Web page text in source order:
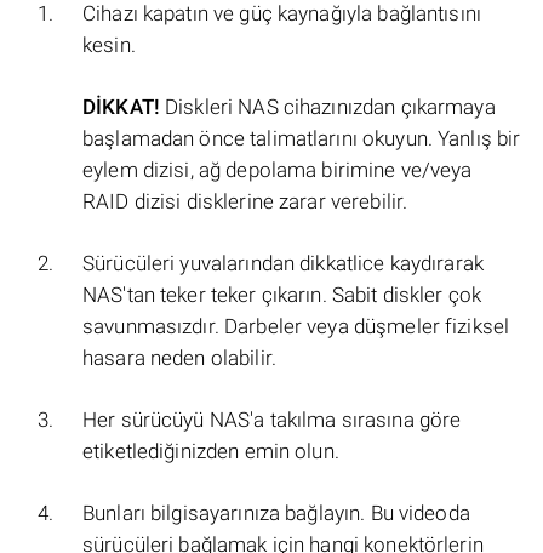
Cihazı kapatın ve güç kaynağıyla bağlantısını
kesin.
DİKKAT! Diskleri NAS cihazınızdan çıkarmaya
başlamadan önce talimatlarını okuyun. Yanlış bir
eylem dizisi, ağ depolama birimine ve/veya
RAID dizisi disklerine zarar verebilir.
Sürücüleri yuvalarından dikkatlice kaydırarak
NAS'tan teker teker çıkarın. Sabit diskler çok
savunmasızdır. Darbeler veya düşmeler fiziksel
hasara neden olabilir.
Her sürücüyü NAS'a takılma sırasına göre
etiketlediğinizden emin olun.
Bunları bilgisayarınıza bağlayın. Bu videoda
sürücüleri bağlamak için hangi konektörlerin